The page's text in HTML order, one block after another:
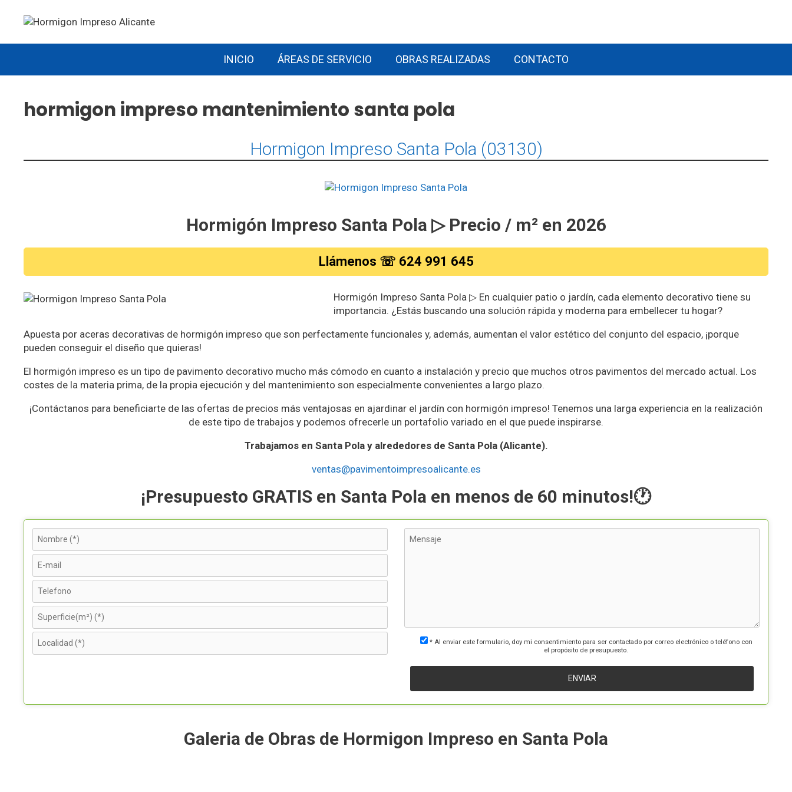
INICIO ÁREAS DE SERVICIO OBRAS REALIZADAS CONTACTO
hormigon impreso mantenimiento santa pola
Hormigon Impreso Santa Pola (03130)
Hormigón Impreso Santa Pola ▷ Precio / m² en 2026
Llámenos ☏ 624 991 645
Hormigón Impreso Santa Pola ▷ En cualquier patio o jardín, cada elemento decorativo tiene su
importancia. ¿Estás buscando una solución rápida y moderna para embellecer tu hogar?
Apuesta por aceras decorativas de hormigón impreso que son perfectamente funcionales y, además, aumentan el valor estético del conjunto del espacio, ¡porque
pueden conseguir el diseño que quieras!
El hormigón impreso es un tipo de pavimento decorativo mucho más cómodo en cuanto a instalación y precio que muchos otros pavimentos del mercado actual. Los
costes de la materia prima, de la propia ejecución y del mantenimiento son especialmente convenientes a largo plazo.
¡Contáctanos para beneficiarte de las ofertas de precios más ventajosas en ajardinar el jardín con hormigón impreso! Tenemos una larga experiencia en la realización
de este tipo de trabajos y podemos ofrecerle un portafolio variado en el que puede inspirarse.
Trabajamos en Santa Pola y alrededores de Santa Pola (Alicante).
ventas@pavimentoimpresoalicante.es
¡Presupuesto GRATIS en Santa Pola en menos de 60 minutos!🕐
* Al enviar este formulario, doy mi consentimiento para ser contactado por correo electrónico o teléfono con
el propósito de presupuesto.
Galeria de Obras de Hormigon Impreso en Santa Pola